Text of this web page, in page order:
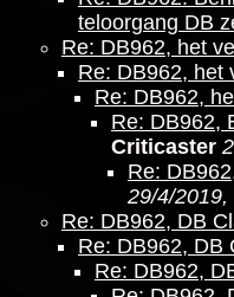
teloorgang DB
Re: DB962, het
Re: DB962, het
Re: DB962,
Re: DB962,
Criticaster
Re:
29/4/2019,
Re: DB962, DB
Re: DB962, DB
Re: DB962,